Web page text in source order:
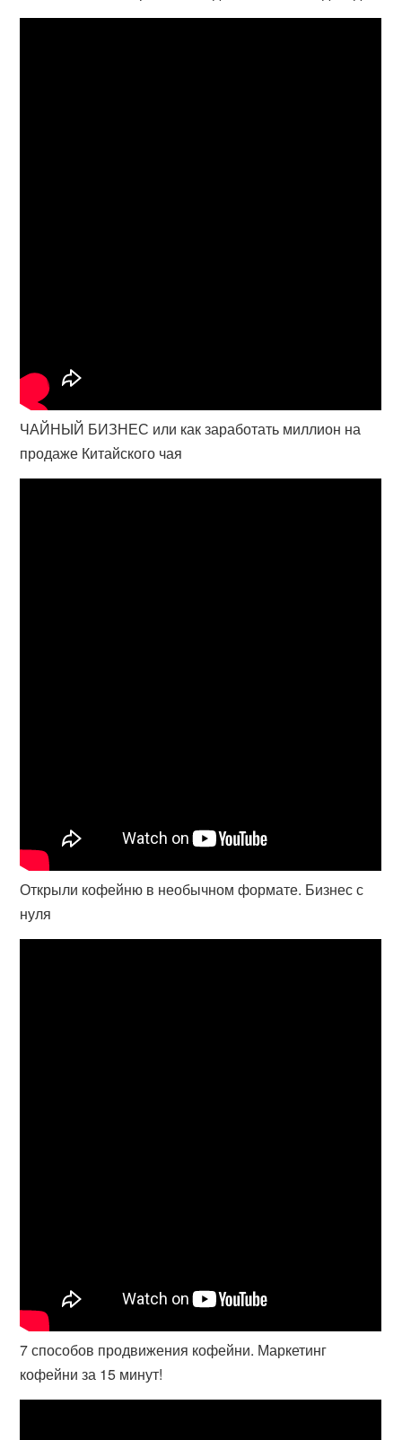
ЧАЙНЫЙ БИЗНЕС или как заработать миллион на
продаже Китайского чая
Открыли кофейню в необычном формате. Бизнес с
нуля
7 способов продвижения кофейни. Маркетинг
кофейни за 15 минут!